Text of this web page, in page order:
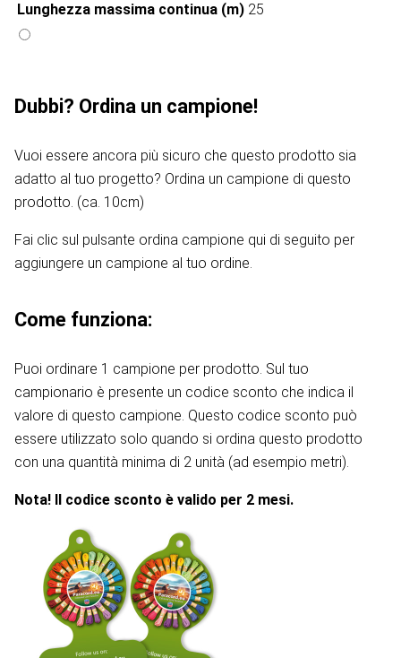
Lunghezza massima continua (m) 25
Dubbi? Ordina un campione!
Vuoi essere ancora più sicuro che questo prodotto sia
adatto al tuo progetto? Ordina un campione di questo
prodotto. (ca. 10cm)
Fai clic sul pulsante ordina campione qui di seguito per
aggiungere un campione al tuo ordine.
Come funziona:
Puoi ordinare 1 campione per prodotto. Sul tuo
campionario è presente un codice sconto che indica il
valore di questo campione. Questo codice sconto può
essere utilizzato solo quando si ordina questo prodotto
con una quantità minima di 2 unità (ad esempio metri).
Nota! Il codice sconto è valido per 2 mesi.